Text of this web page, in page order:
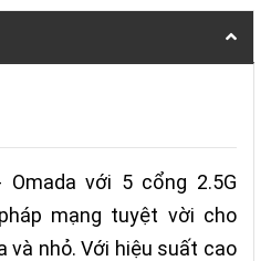
Omada với 5 cổng 2.5G
mạng tuyệt vời cho
và nhỏ. Với hiệu suất cao